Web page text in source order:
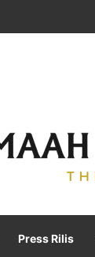
Press Rilis